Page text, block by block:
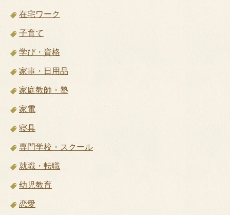
在宅ワーク
子育て
学び・資格
家事・日用品
家庭教師・塾
家電
寝具
専門学校・スクール
就職・転職
幼児教育
恋愛